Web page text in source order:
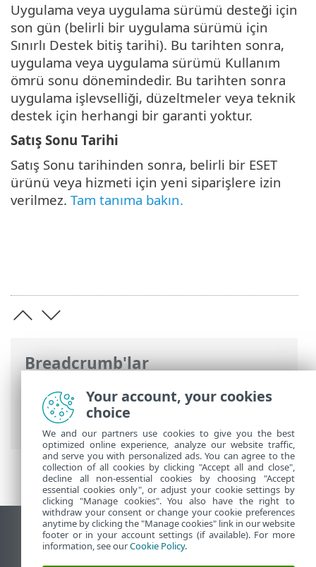
Breadcrumb'lar
ESET Kullanım Ömrü Sonu>Kurumsal
ürünler İçin Kullanım Ömrü Sonu
politikası
Terimler Sözlüğü
Uygulama veya uygulama sürümü desteği için
son gün (belirli bir uygulama sürümü için
Sınırlı Destek bitiş tarihi). Bu tarihten sonra,
uygulama veya uygulama sürümü Kullanım
ömrü sonu dönemindedir. Bu tarihten sonra
uygulama işlevselliği, düzeltmeler veya teknik
destek için herhangi bir garanti yoktur.
Satış Sonu Tarihi
Satış Sonu tarihinden sonra, belirli bir ESET
ürünü veya hizmeti için yeni siparişlere izin
verilmez. Tam tanıma bakın.
Masaüstü sitesini görüntüle
End of Life
Your account, your cookies
choice
We and our partners use cookies to give you the best
optimized online experience, analyze our website traffic,
and serve you with personalized ads. You can agree to the
collection of all cookies by clicking "Accept all and close",
decline all non-essential cookies by choosing "Accept
essential cookies only", or adjust your cookie settings by
clicking "Manage cookies". You also have the right to
withdraw your consent or change your cookie preferences
anytime by clicking the "Manage cookies" link in our website
footer or in your account settings (if available). For more
information, see ourCookie Policy.